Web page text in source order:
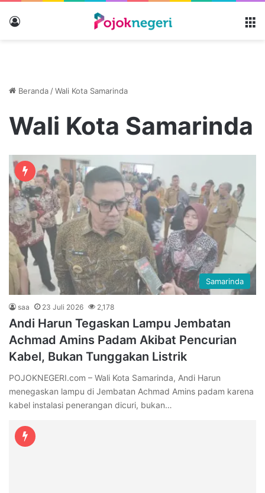
Beranda /Wali Kota Samarinda
Wali Kota Samarinda
Samarinda
saa 23 Juli 2026 2,178
Andi Harun Tegaskan Lampu Jembatan
Achmad Amins Padam Akibat Pencurian
Kabel, Bukan Tunggakan Listrik
POJOKNEGERI.com – Wali Kota Samarinda, Andi Harun
menegaskan lampu di Jembatan Achmad Amins padam karena
kabel instalasi penerangan dicuri, bukan…